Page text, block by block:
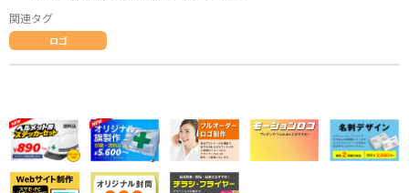
関連タグ
ロゴ